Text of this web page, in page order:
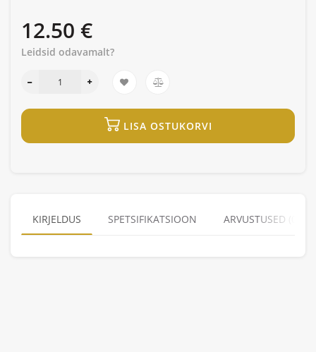
12.50 €
Leidsid odavamalt?
LISA OSTUKORVI
KIRJELDUS SPETSIFIKATSIOON ARVUSTUSED (0)